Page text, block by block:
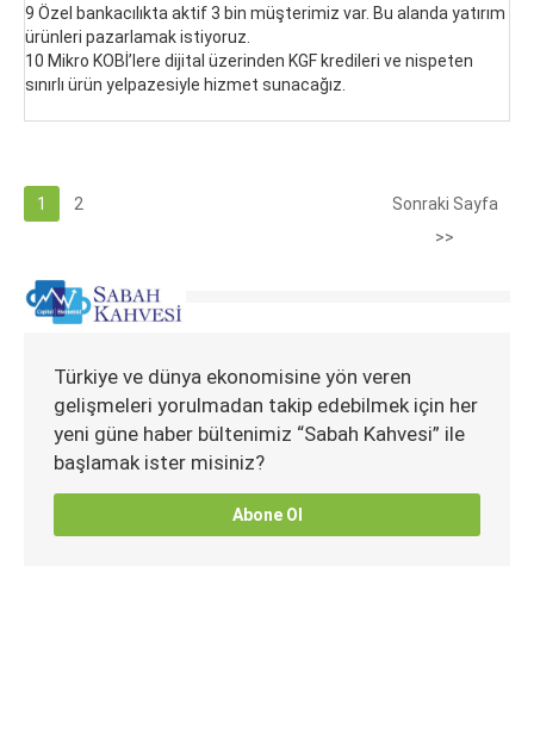
9 Özel bankacılıkta aktif 3 bin müşterimiz var. Bu alanda yatırım
ürünleri pazarlamak istiyoruz.
10 Mikro KOBİ’lere dijital üzerinden KGF kredileri ve nispeten
sınırlı ürün yelpazesiyle hizmet sunacağız.
1 2
Sonraki Sayfa
>>
Türkiye ve dünya ekonomisine yön veren
gelişmeleri yorulmadan takip edebilmek için her
yeni güne haber bültenimiz “Sabah Kahvesi” ile
başlamak ister misiniz?
Abone Ol